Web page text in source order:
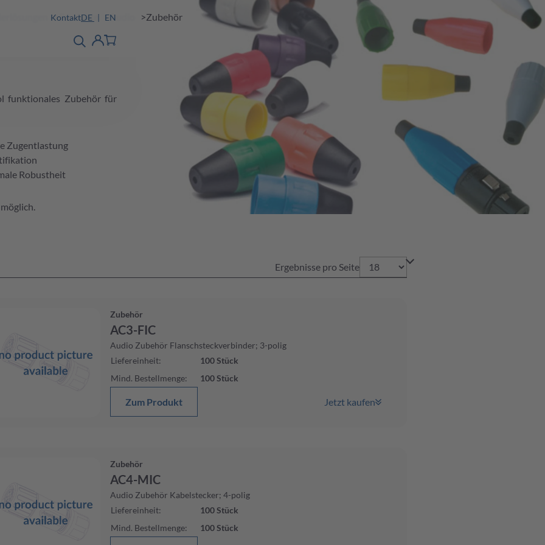
KontaktDE EN
Produktfinder
detail
Produkte Audio Zubehör
funktionales Zubehör für
Zugentlastung
Robustheit
Ergebnisse pro Seite
Zubehör
AC3-FIC
Audio Zubehör Flanschsteckverbinder; 3-polig
Liefereinheit: 100Stück
Mind. Bestellmenge: 100Stück
Zum Produkt Jetzt kaufen
Zubehör
AC4-MIC
Audio Zubehör Kabelstecker; 4-polig
Liefereinheit: 100Stück
Mind. Bestellmenge: 100Stück